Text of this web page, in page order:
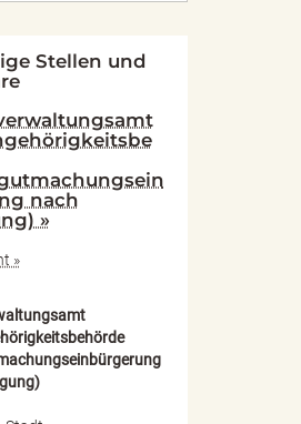
Stellen und
nach
»
»